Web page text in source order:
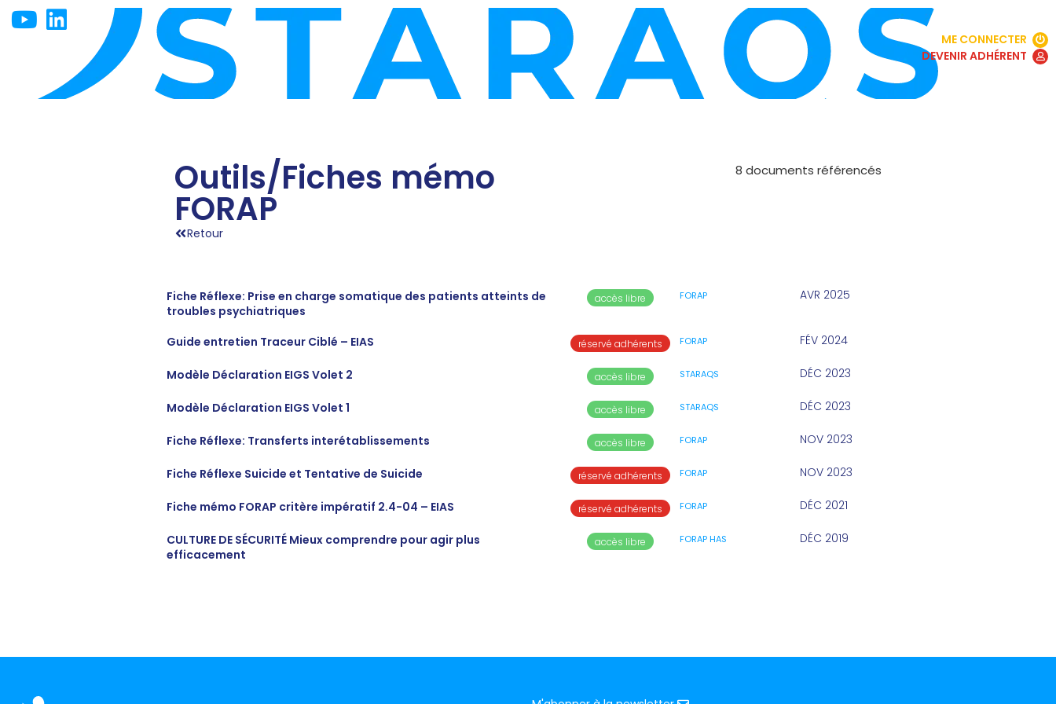
ME CONNECTER
DEVENIR ADHÉRENT
Outils/Fiches mémo
FORAP
Retour
8 documents référencés
Fiche Réflexe: Prise en charge somatique des patients atteints de
troubles psychiatriques
accès libre FORAP AVR 2025
Guide entretien Traceur Ciblé – EIAS réservé adhérents FORAP FÉV 2024
Modèle Déclaration EIGS Volet 2 accès libre STARAQS DÉC 2023
Modèle Déclaration EIGS Volet 1 accès libre STARAQS DÉC 2023
Fiche Réflexe: Transferts interétablissements accès libre FORAP NOV 2023
Fiche Réflexe Suicide et Tentative de Suicide réservé adhérents FORAP NOV 2023
Fiche mémo FORAP critère impératif 2.4-04 – EIAS réservé adhérents FORAP DÉC 2021
CULTURE DE SÉCURITÉ Mieux comprendre pour agir plus
efficacement
accès libre FORAP HAS DÉC 2019